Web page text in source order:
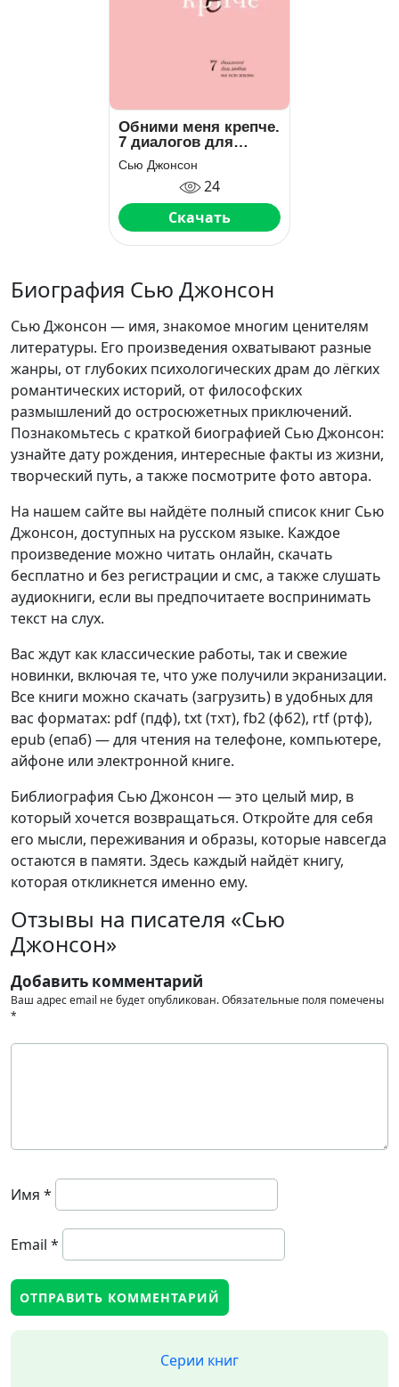
Обними меня крепче.
7 диалогов для
любви на всю жизнь
Сью Джонсон
24
Скачать
Биография Сью Джонсон
Сью Джонсон — имя, знакомое многим ценителям
литературы. Его произведения охватывают разные
жанры, от глубоких психологических драм до лёгких
романтических историй, от философских
размышлений до остросюжетных приключений.
Познакомьтесь с краткой биографией Сью Джонсон:
узнайте дату рождения, интересные факты из жизни,
творческий путь, а также посмотрите фото автора.
На нашем сайте вы найдёте полный список книг Сью
Джонсон, доступных на русском языке. Каждое
произведение можно читать онлайн, скачать
бесплатно и без регистрации и смс, а также слушать
аудиокниги, если вы предпочитаете воспринимать
текст на слух.
Вас ждут как классические работы, так и свежие
новинки, включая те, что уже получили экранизации.
Все книги можно скачать (загрузить) в удобных для
вас форматах: pdf (пдф), txt (тхт), fb2 (фб2), rtf (ртф),
epub (епаб) — для чтения на телефоне, компьютере,
айфоне или электронной книге.
Библиография Сью Джонсон — это целый мир, в
который хочется возвращаться. Откройте для себя
его мысли, переживания и образы, которые навсегда
остаются в памяти. Здесь каждый найдёт книгу,
которая откликнется именно ему.
Отзывы на писателя «Сью
Джонсон»
Добавить комментарий
Ваш адрес email не будет опубликован.Обязательные поля помечены
*
Имя *
Email *
Серии книг